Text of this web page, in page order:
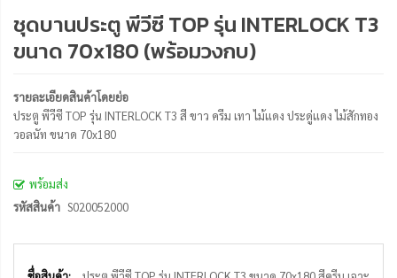
ชุดบานประตู พีวีซี TOP รุ่น INTERLOCK T3
ขนาด 70x180 (พร้อมวงกบ)
รายละเอียดสินค้าโดยย่อ
ประตู พีวีซี TOP รุ่น INTERLOCK T3 สี ขาว ครีม เทา ไม้แดง ประดู่แดง ไม้สักทอง
วอลนัท ขนาด 70x180
พร้อมส่ง
รหัสสินค้า S020052000
สินค้า